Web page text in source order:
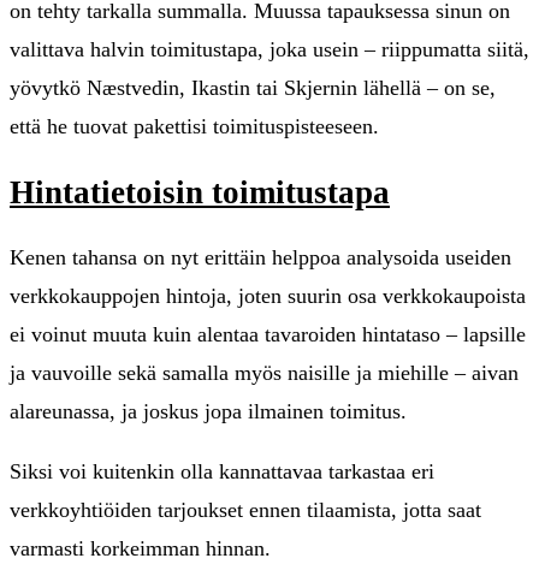
on tehty tarkalla summalla. Muussa tapauksessa sinun on
valittava halvin toimitustapa, joka usein – riippumatta siitä,
yövytkö Næstvedin, Ikastin tai Skjernin lähellä – on se,
että he tuovat pakettisi toimituspisteeseen.
Hintatietoisin toimitustapa
Kenen tahansa on nyt erittäin helppoa analysoida useiden
verkkokauppojen hintoja, joten suurin osa verkkokaupoista
ei voinut muuta kuin alentaa tavaroiden hintataso – lapsille
ja vauvoille sekä samalla myös naisille ja miehille – aivan
alareunassa, ja joskus jopa ilmainen toimitus.
Siksi voi kuitenkin olla kannattavaa tarkastaa eri
verkkoyhtiöiden tarjoukset ennen tilaamista, jotta saat
varmasti korkeimman hinnan.